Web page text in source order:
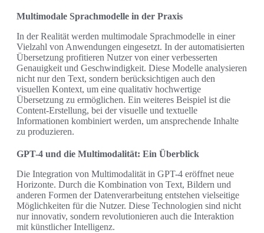
Multimodale Sprachmodelle in der Praxis
In der Realität werden multimodale Sprachmodelle in einer
Vielzahl von Anwendungen eingesetzt. In der automatisierten
Übersetzung profitieren Nutzer von einer verbesserten
Genauigkeit und Geschwindigkeit. Diese Modelle analysieren
nicht nur den Text, sondern berücksichtigen auch den
visuellen Kontext, um eine qualitativ hochwertige
Übersetzung zu ermöglichen. Ein weiteres Beispiel ist die
Content-Erstellung, bei der visuelle und textuelle
Informationen kombiniert werden, um ansprechende Inhalte
zu produzieren.
GPT-4 und die Multimodalität: Ein Überblick
Die Integration von Multimodalität in GPT-4 eröffnet neue
Horizonte. Durch die Kombination von Text, Bildern und
anderen Formen der Datenverarbeitung entstehen vielseitige
Möglichkeiten für die Nutzer. Diese Technologien sind nicht
nur innovativ, sondern revolutionieren auch die Interaktion
mit künstlicher Intelligenz.